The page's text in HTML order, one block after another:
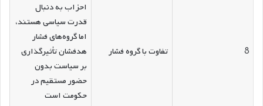
8 تفاوت با گروه فشار
احزاب به دنبال
قدرت سیاسی هستند،
اما گروه‌های فشار
هدفشان تأثیرگذاری
بر سیاست بدون
حضور مستقیم در
حکومت است